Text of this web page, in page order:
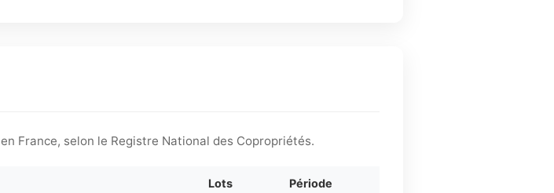
en France, selon le Registre National des Copropriétés.
Lots Période